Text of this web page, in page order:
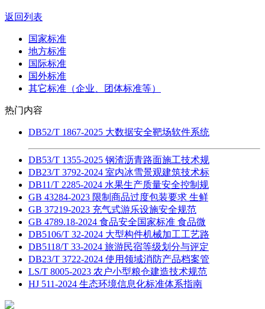
返回列表
国家标准
地方标准
国际标准
国外标准
其它标准（企业、团体标准等）
热门内容
DB52/T 1867-2025 大数据安全靶场软件系统
DB53/T 1355-2025 钢渣沥青路面施工技术规
DB23/T 3792-2024 室内冰雪景观建筑技术标
DB11/T 2285-2024 水果生产质量安全控制规
GB 43284-2023 限制商品过度包装要求 生鲜
GB 37219-2023 充气式游乐设施安全规范
GB 4789.18-2024 食品安全国家标准 食品微
DB5106/T 32-2024 大型构件机械加工工艺路
DB5118/T 33-2024 旅游民宿等级划分与评定
DB23/T 3722-2024 使用领域消防产品档案管
LS/T 8005-2023 农户小型粮仓建造技术规范
HJ 511-2024 生态环境信息化标准体系指南